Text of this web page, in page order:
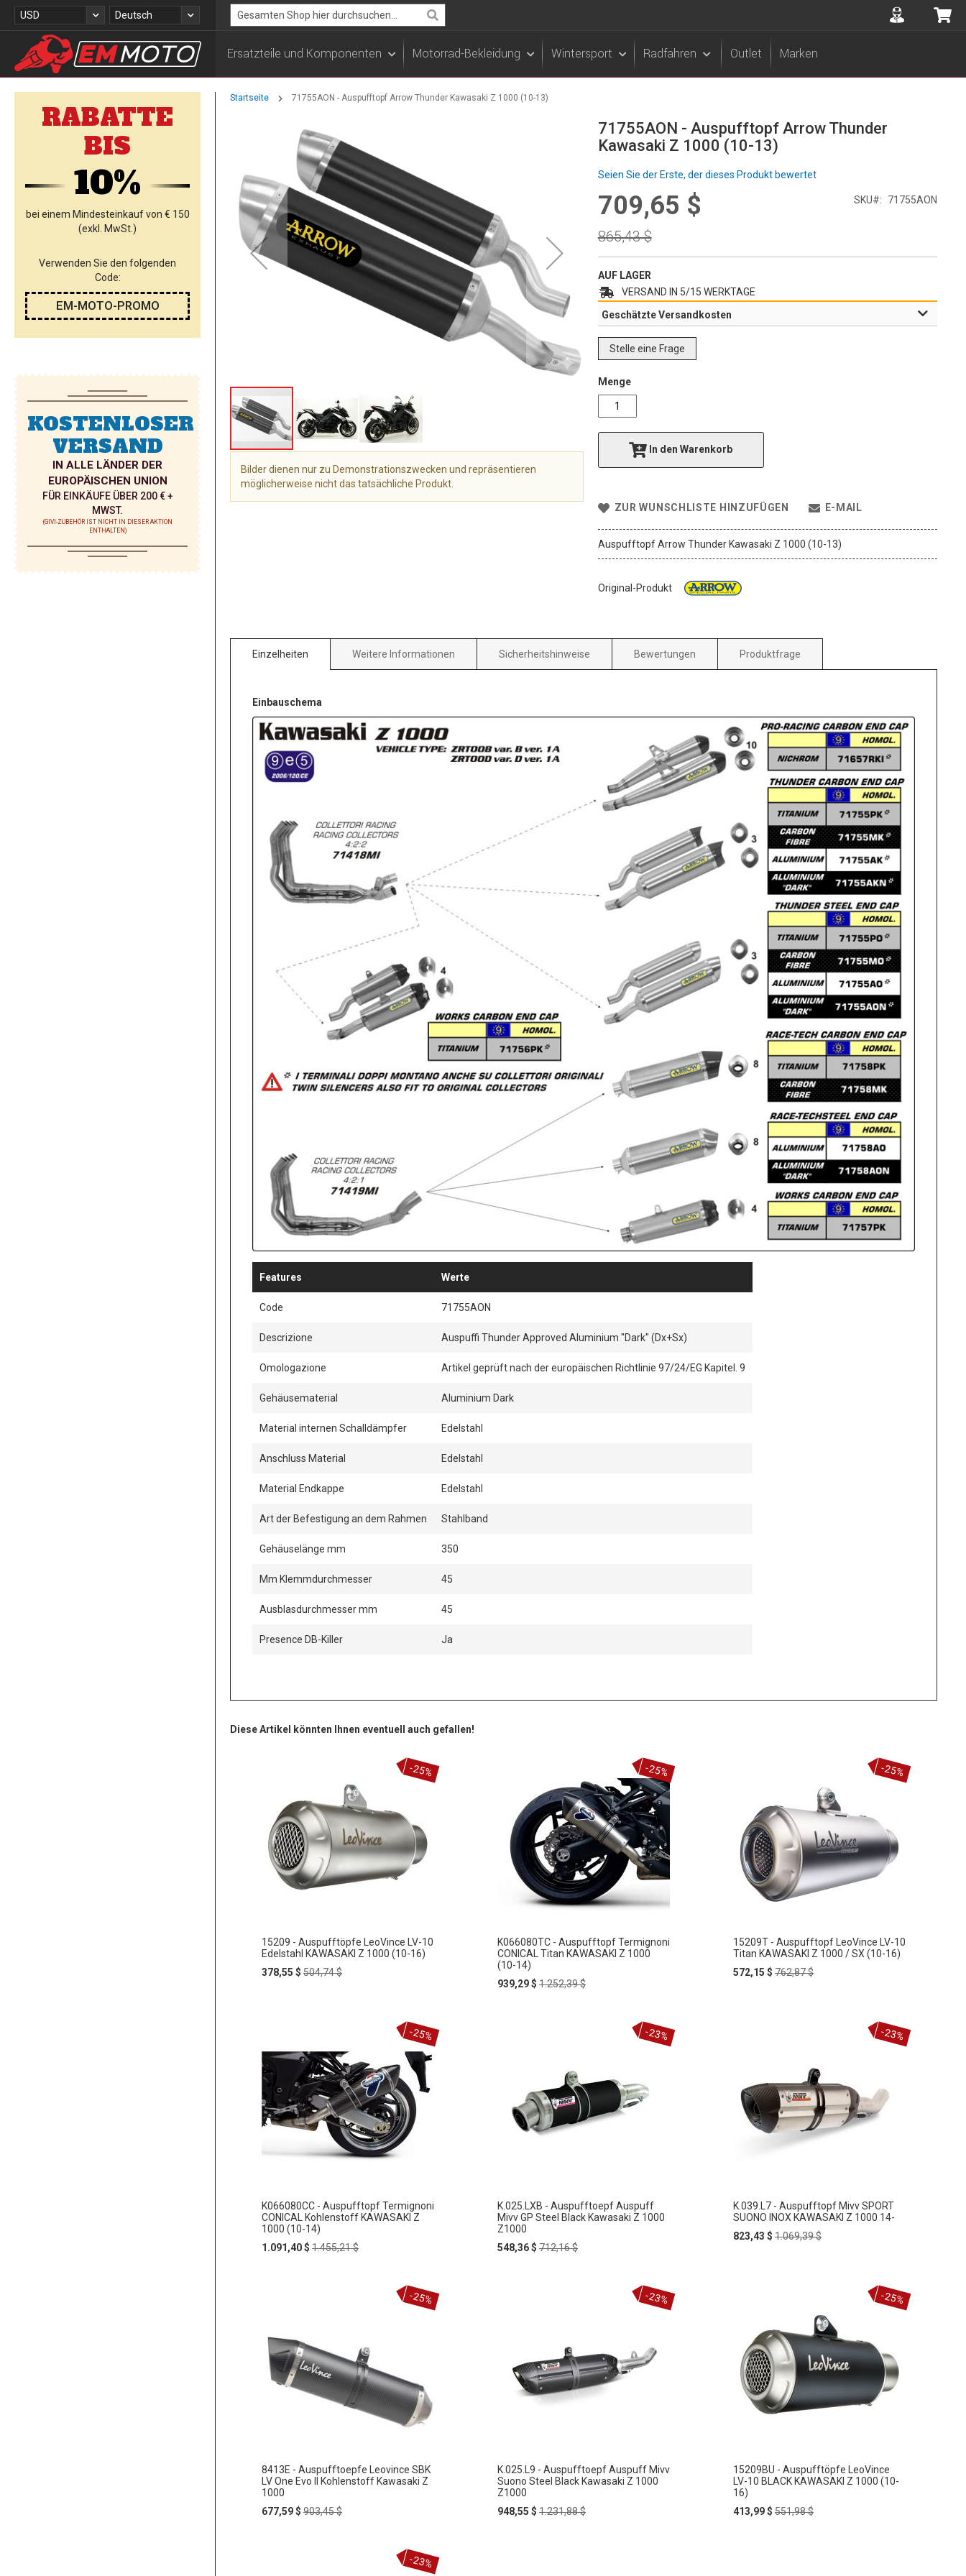
Zum
Inhalt
Währung
USD Sprache
Deutsch
Search
Accuont
Ersatzteile und Komponenten Motorrad-Bekleidung Wintersport Radfahren Outlet Marken
Startseite 71755AON - Auspufftopf Arrow Thunder Kawasaki Z 1000 (10-13)
71755AON - Auspufftopf Arrow Thunder
Kawasaki Z 1000 (10-13)
Seien Sie der Erste, der dieses Produkt bewertet
Special
709,65 $
Regular
Price
865,43 $
SKU 71755AON
AUF LAGER
VERSAND IN 5/15 WERKTAGE
Geschätzte Versandkosten
Stelle eine Frage
Menge
In den Warenkorb
ZUR WUNSCHLISTE HINZUFÜGEN E-MAIL
Auspufftopf Arrow Thunder Kawasaki Z 1000 (10-13)
Original-Produkt
springen
Bilder dienen nur zu Demonstrationszwecken und repräsentieren
möglicherweise nicht das tatsächliche Produkt.
Einzelheiten
Einbauschema
Features Werte
Code 71755AON
Descrizione Auspuffi Thunder Approved Aluminium "Dark" (Dx+Sx)
Omologazione Artikel geprüft nach der europäischen Richtlinie 97/24/EG Kapitel. 9
Gehäusematerial Aluminium Dark
Material internen Schalldämpfer Edelstahl
Anschluss Material Edelstahl
Material Endkappe Edelstahl
Art der Befestigung an dem Rahmen Stahlband
Gehäuselänge mm 350
Mm Klemmdurchmesser 45
Ausblasdurchmesser mm 45
Presence DB-Killer Ja
Weitere Informationen Sicherheitshinweise Bewertungen Produktfrage
Diese Artikel könnten Ihnen eventuell auch gefallen!
15209 - Auspufftöpfe LeoVince LV-10
Edelstahl KAWASAKI Z 1000 (10-16)
Special
378,55 $ Regular
504,74 $
-25%
K066080TC - Auspufftopf Termignoni
CONICAL Titan KAWASAKI Z 1000
(10-14)
Special
939,29 $ Regular
1.252,39 $
-25%
15209T - Auspufftopf LeoVince LV-10
Titan KAWASAKI Z 1000 / SX (10-16)
Special
572,15 $ Regular
762,87 $
-25%
K066080CC - Auspufftopf Termignoni
CONICAL Kohlenstoff KAWASAKI Z
1000 (10-14)
Special
1.091,40 $ Regular
1.455,21 $
-25%
K.025.LXB - Auspufftoepf Auspuff
Mivv GP Steel Black Kawasaki Z 1000
Z1000
Special
548,36 $ Regular
712,16 $
-23%
K.039.L7 - Auspufftopf Mivv SPORT
SUONO INOX KAWASAKI Z 1000 14-
Special
823,43 $ Regular
1.069,39 $
-23%
8413E - Auspufftoepfe Leovince SBK
LV One Evo II Kohlenstoff Kawasaki Z
1000
Special
677,59 $ Regular
903,45 $
-25%
K.025.L9 - Auspufftoepf Auspuff Mivv
Suono Steel Black Kawasaki Z 1000
Z1000
Special
948,55 $ Regular
1.231,88 $
-23%
15209BU - Auspufftöpfe LeoVince
LV-10 BLACK KAWASAKI Z 1000 (10-
16)
Special
413,99 $ Regular
551,98 $
-25%
-23%
RABATTE
BIS
10%
bei einem Mindesteinkauf von € 150
(exkl. MwSt.)
Verwenden Sie den folgenden
Code:
EM-MOTO-PROMO
KOSTENLOSER
VERSAND
IN ALLE LÄNDER DER
EUROPÄISCHEN UNION
FÜR EINKÄUFE ÜBER 200 € +
MWST.
(GIVI-ZUBEHÖR IST NICHT IN DIESER AKTION
ENTHALTEN)